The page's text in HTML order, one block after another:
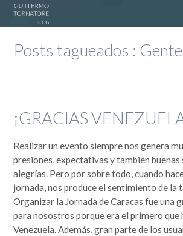
EXPERIENCIAS >
OPINIÓN >
SOCIEDAD >
Posts tagueados : Gente
¡GRACIAS
Realizar un evento siempre nos genera
presiones, expectativas y también buenas
alegrías. Pero por sobre todo, cuando
jornada, nos produce el sentimiento de la
Organizar la Jornada de Caracas fue una
para nosostros porque era el primero que
Venezuela. Además, gran parte de los